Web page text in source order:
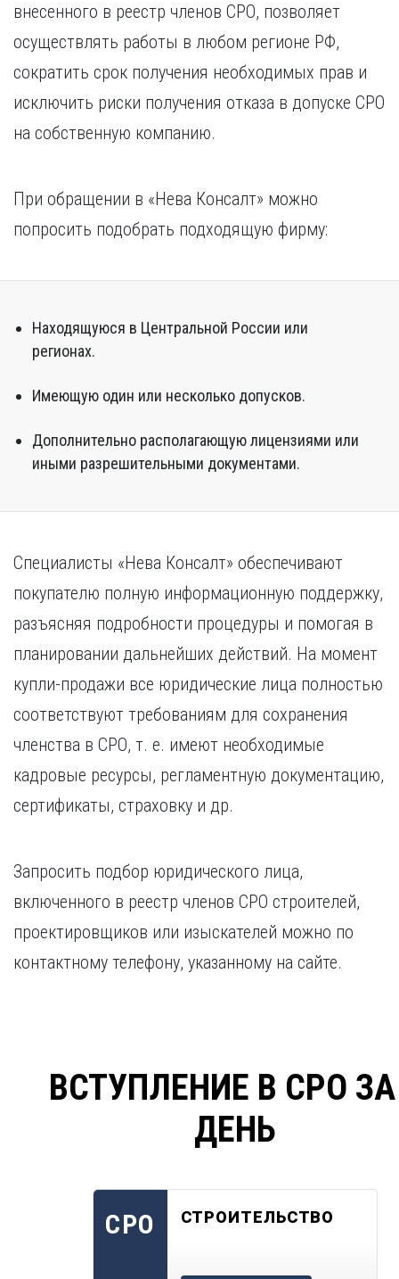
внесенного в реестр членов СРО, позволяет
осуществлять работы в любом регионе РФ,
сократить срок получения необходимых прав и
исключить риски получения отказа в допуске СРО
на собственную компанию.
При обращении в «Нева Консалт» можно
попросить подобрать подходящую фирму:
Находящуюся в Центральной России или
регионах.
Имеющую один или несколько допусков.
Дополнительно располагающую лицензиями или
иными разрешительными документами.
Специалисты «Нева Консалт» обеспечивают
покупателю полную информационную поддержку,
разъясняя подробности процедуры и помогая в
планировании дальнейших действий. На момент
купли-продажи все юридические лица полностью
соответствуют требованиям для сохранения
членства в СРО, т. е. имеют необходимые
кадровые ресурсы, регламентную документацию,
сертификаты, страховку и др.
Запросить подбор юридического лица,
включенного в реестр членов СРО строителей,
проектировщиков или изыскателей можно по
контактному телефону, указанному на сайте.
ВСТУПЛЕНИЕ В СРО
ДЕНЬ
СРО СТРОИТЕЛЬСТВО